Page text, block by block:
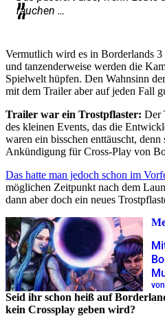
rauchen …
Vermutlich wird es in Borderlands
und tanzenderweise werden die
Spielwelt hüpfen. Den Wahnsinn
mit dem Trailer aber auf jeden Fall
Trailer war ein Trostpflaster: Der
des kleinen Events, das die
waren ein bisschen enttäuscht,
Ankündigung für Cross-Play von
Das hatte man jedoch schon im
möglichen Zeitpunkt nach dem
dann aber doch ein neues
Seid ihr schon heiß auf
kein Crossplay geben wird?